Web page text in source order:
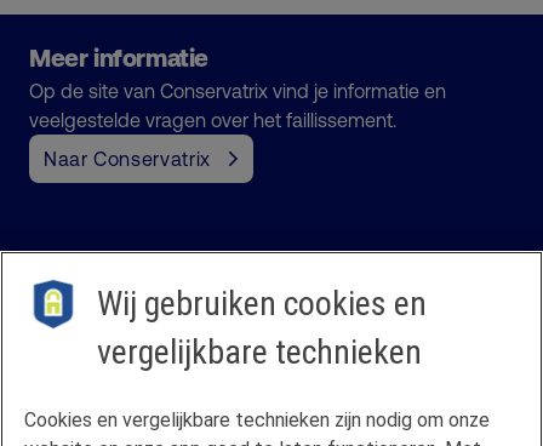
Meer informatie
Op de site van Conservatrix vind je informatie en
veelgestelde vragen over het faillissement.
Naar Conservatrix
Veelgestelde vragen
Wij gebruiken cookies en
vergelijkbare technieken
Cookies en vergelijkbare technieken zijn nodig om onze